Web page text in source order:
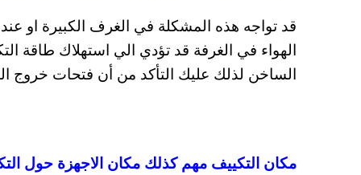
قد تواجه هذه المشكلة في الغرف الكبيرة او
الهواء في الغرفة قد تؤدي الي استهلاك طاقة
الساخن لذلك عليك التأكد من أن فتحات خروج
مكان التكييف مهم كذلك مكان الاجهزة حول